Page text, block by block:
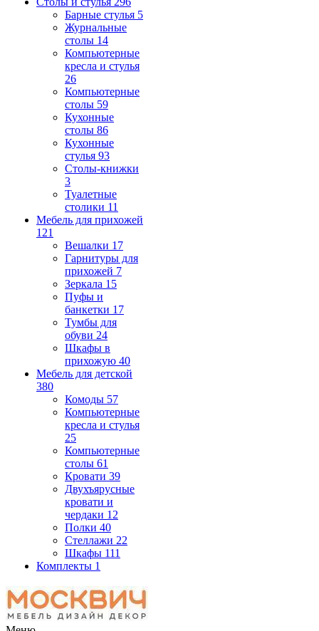
Барные стулья 5
Журнальные
столы 14
Компьютерные
кресла и стулья
26
Компьютерные
столы 59
Кухонные
столы 86
Кухонные
стулья 93
Столы-книжки
3
Туалетные
столики 11
Мебель для прихожей
121
Вешалки 17
Гарнитуры для
прихожей 7
Зеркала 15
Пуфы и
банкетки 17
Тумбы для
обуви 24
Шкафы в
прихожую 40
Мебель для детской
380
Комоды 57
Компьютерные
кресла и стулья
25
Компьютерные
столы 61
Кровати 39
Двухъярусные
кровати и
чердаки 12
Полки 40
Стеллажи 22
Шкафы 111
Комплекты 1